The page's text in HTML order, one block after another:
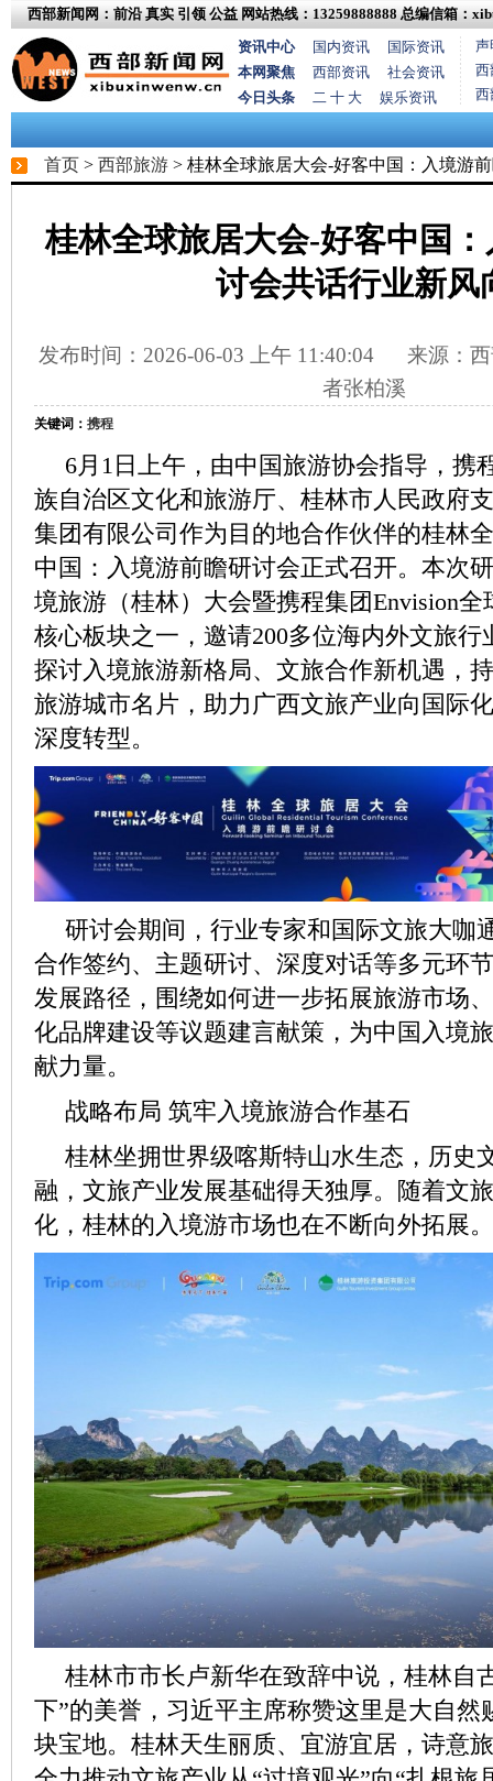
西部新闻网：前沿 真实 引领 公益 网站热线：13259888888 总编信箱：
资讯中心
国内资讯
国际资讯
本网聚焦
西部资讯
社会资讯
今日头条
二 十 大 娱乐资讯
声
西
西
首页 > 西部旅游 > 桂林全球旅居大会-好客中国：入境游
桂林全球旅居大会-好客中国
讨会共话行业新风
发布时间：2026-06-03 上午 11:40:04来源：西
者张柏溪
关键词： 携程
6月1日上午，由中国旅游协会指导，携
族自治区文化和旅游厅、桂林市人民政府
集团有限公司作为目的地合作伙伴的桂林
中国：入境游前瞻研讨会正式召开。本次
境旅游（桂林）大会暨携程集团Envision
核心板块之一，邀请200多位海内外文旅行
探讨入境旅游新格局、文旅合作新机遇，
旅游城市名片，助力广西文旅产业向国际
深度转型。
研讨会期间，行业专家和国际文旅大咖
合作签约、主题研讨、深度对话等多元环
发展路径，围绕如何进一步拓展旅游市场
化品牌建设等议题建言献策，为中国入境
献力量。
战略布局 筑牢入境旅游合作基石
桂林坐拥世界级喀斯特山水生态，历史
融，文旅产业发展基础得天独厚。随着文
化，桂林的入境游市场也在不断向外拓展。
桂林市市长卢新华在致辞中说，桂林自
下”的美誉，习近平主席称赞这里是大自然
块宝地。桂林天生丽质、宜游宜居，诗意